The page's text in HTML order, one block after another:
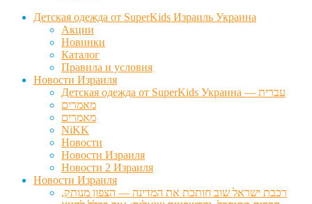
Детская одежда от SuperKids Израиль Украина
Акции
Новинки
Каталог
Правила и условия
Новости Израиля
Детская одежда от SuperKids Украина — עברית
מאמרים
מאמרים
NiKK
Новости
Новости Израиля
Новости 2 Израиля
Новости Израиля
רכבת ישראל שוב חותכת את המדינה — הצפון מנותק,